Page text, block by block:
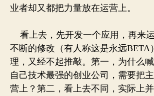
业者却又都把力量放在运营上。
看上去，先开发一个应用，再来
不断的修改（有人称这是永远BETA
理，又经不起推敲。第一，为什么
自己技术最强的创业公司，需要把
营上？第二，看上去不同，实际上